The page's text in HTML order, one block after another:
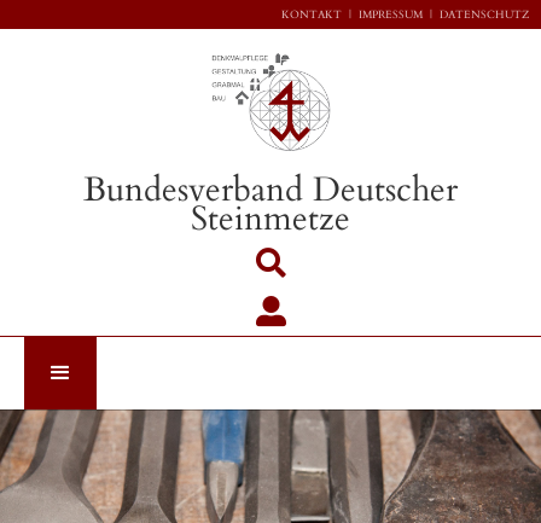
KONTAKT | IMPRESSUM | DATENSCHUTZ
Bundesverband Deutscher
Steinmetze

